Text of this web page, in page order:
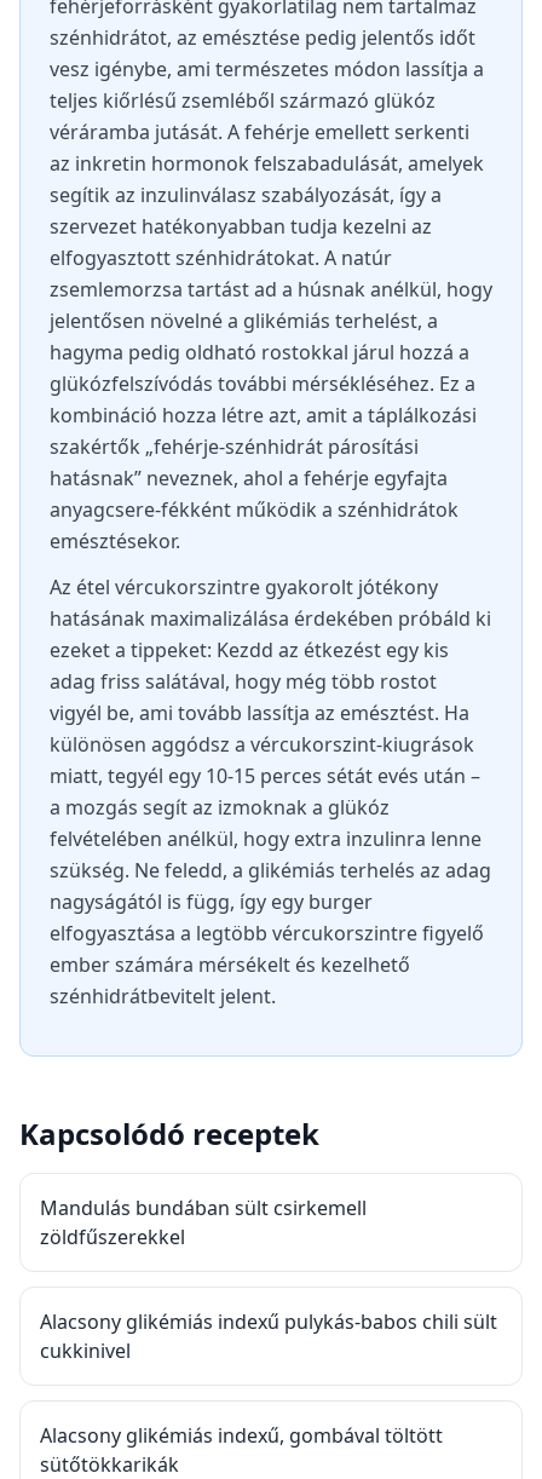
fehérjeforrásként gyakorlatilag nem tartalmaz
szénhidrátot, az emésztése pedig jelentős időt
vesz igénybe, ami természetes módon lassítja a
teljes kiőrlésű zsemléből származó glükóz
véráramba jutását. A fehérje emellett serkenti
az inkretin hormonok felszabadulását, amelyek
segítik az inzulinválasz szabályozását, így a
szervezet hatékonyabban tudja kezelni az
elfogyasztott szénhidrátokat. A natúr
zsemlemorzsa tartást ad a húsnak anélkül, hogy
jelentősen növelné a glikémiás terhelést, a
hagyma pedig oldható rostokkal járul hozzá a
glükózfelszívódás további mérsékléséhez. Ez a
kombináció hozza létre azt, amit a táplálkozási
szakértők „fehérje-szénhidrát párosítási
hatásnak” neveznek, ahol a fehérje egyfajta
anyagcsere-fékként működik a szénhidrátok
emésztésekor.
Az étel vércukorszintre gyakorolt jótékony
hatásának maximalizálása érdekében próbáld ki
ezeket a tippeket: Kezdd az étkezést egy kis
adag friss salátával, hogy még több rostot
vigyél be, ami tovább lassítja az emésztést. Ha
különösen aggódsz a vércukorszint-kiugrások
miatt, tegyél egy 10-15 perces sétát evés után –
a mozgás segít az izmoknak a glükóz
felvételében anélkül, hogy extra inzulinra lenne
szükség. Ne feledd, a glikémiás terhelés az adag
nagyságától is függ, így egy burger
elfogyasztása a legtöbb vércukorszintre figyelő
ember számára mérsékelt és kezelhető
szénhidrátbevitelt jelent.
Kapcsolódó receptek
Mandulás bundában sült csirkemell
zöldfűszerekkel
Alacsony glikémiás indexű pulykás-babos chili sült
cukkinivel
Alacsony glikémiás indexű, gombával töltött
sütőtökkarikák